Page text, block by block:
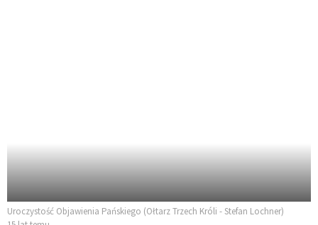
Uroczystość Objawienia Pańskiego (Ołtarz Trzech Króli - Stefan Lochner)